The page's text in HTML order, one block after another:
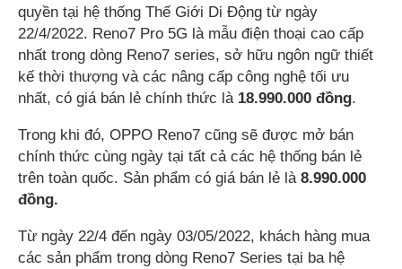
quyền tại hệ thống Thế Giới Di Động từ ngày
22/4/2022. Reno7 Pro 5G là mẫu điện thoại cao cấp
nhất trong dòng Reno7 series, sở hữu ngôn ngữ thiết
kế thời thượng và các nâng cấp công nghệ tối ưu
nhất, có giá bán lẻ chính thức là 18.990.000 đồng.
Trong khi đó, OPPO Reno7 cũng sẽ được mở bán
chính thức cùng ngày tại tất cả các hệ thống bán lẻ
trên toàn quốc. Sản phẩm có giá bán lẻ là 8.990.000
đồng.
Từ ngày 22/4 đến ngày 03/05/2022, khách hàng mua
các sản phẩm trong dòng Reno7 Series tại ba hệ